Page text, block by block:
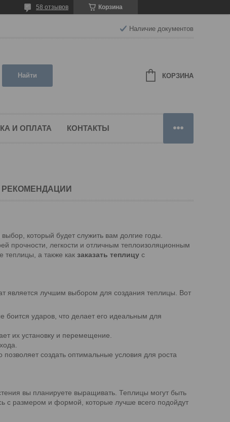
Корзина
58 отзывов
Наличие документов
Найти КОРЗИНА
И ОПЛАТА КОНТАКТЫ
который будет служить вам долгие годы.
прочности, легкости и отличным теплоизоляционным
теплицы, а также как заказать теплицу с
является лучшим выбором для создания теплицы. Вот
боится ударов, что делает его идеальным для
их установку и перемещение.
создать оптимальные условия для роста
вы планируете выращивать. Теплицы могут быть
с размером и формой, которые лучше всего подойдут